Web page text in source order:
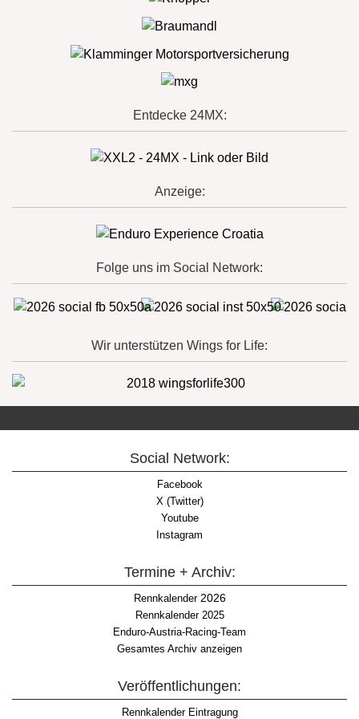
Entdecke 24MX:
Anzeige:
Folge uns im Social Network:
Wir unterstützen Wings for Life:
Social Network:
Facebook
X (Twitter)
Youtube
Instagram
Termine + Archiv:
Rennkalender2026
Rennkalender 2025
Enduro-Austria-Racing-Team
Gesamtes Archiv anzeigen
Veröffentlichungen:
Rennkalender Eintragung